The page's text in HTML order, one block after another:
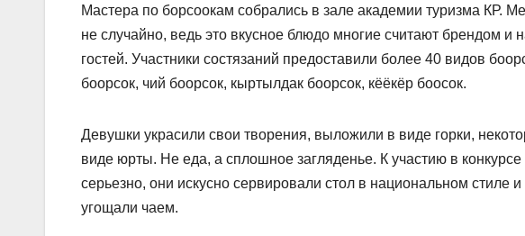
Мастера по борсоокам собрались в зале академии туризма КР.
не случайно, ведь это вкусное блюдо многие считают брендом
гостей. Участники состязаний предоставили более 40 видов
боорсок, чий боорсок, кыртылдак боорсок, кёёкёр боосок.
Девушки украсили свои творения, выложили в виде горки,
виде юрты. Не еда, а сплошное загляденье. К участию в
серьезно, они искусно сервировали стол в национальном стиле
угощали чаем.